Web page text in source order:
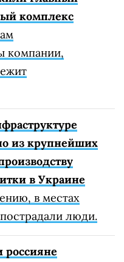
комплекс
компании,
из крупнейших
в Украине
в местах
люди.
россияне